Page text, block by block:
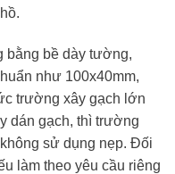
bằng bề dày tường,
như 100x40mm,
trường xây gạch lớn
dán gạch, thì trường
sử dụng nẹp. Đối
làm theo yêu cầu riêng